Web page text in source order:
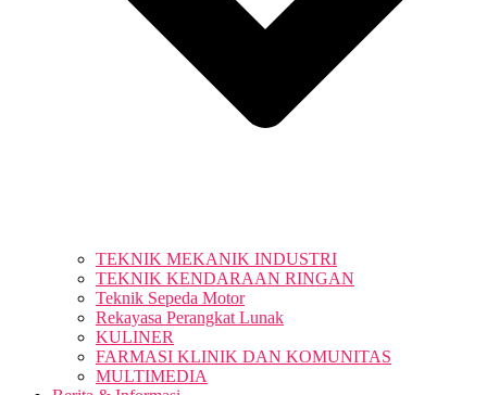
TEKNIK MEKANIK INDUSTRI
TEKNIK KENDARAAN RINGAN
Teknik Sepeda Motor
Rekayasa Perangkat Lunak
KULINER
FARMASI KLINIK DAN KOMUNITAS
MULTIMEDIA